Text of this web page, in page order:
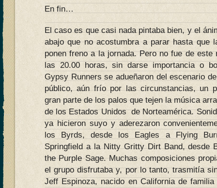
En fin…
El caso es que casi nada pintaba bien, y el
abajo que no acostumbra a parar hasta que
ponen freno a la jornada. Pero no fue de este
las 20.00 horas, sin darse importancia o
Gypsy Runners se adueñaron del escenario
público, aún frío por las circunstancias, un
gran parte de los palos que tejen la música
de los Estados Unidos de Norteamérica.
ya hicieron suyo y aderezaron
los Byrds, desde los Eagles a Flying
Springfield a la Nitty Gritty Dirt Band, desde
the Purple Sage. Muchas composiciones
el grupo disfrutaba y, por lo tanto, trasmitía
Jeff Espinoza, nacido en California de